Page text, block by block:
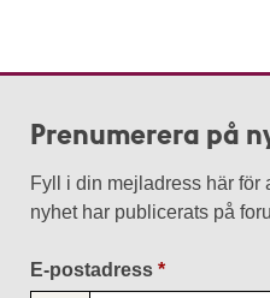
Prenumerera på
Fyll i din mejladress här för
nyhet har publicerats på
E-postadress